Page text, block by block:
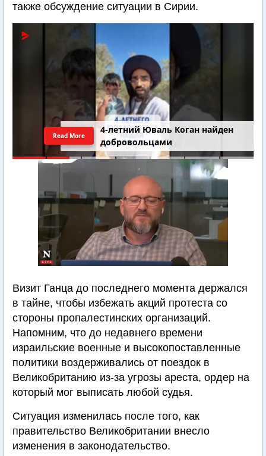
также обсуждение ситуации в Сирии.
4-летний Юваль Коган найден
добровольцами
Read More
Визит Ганца до последнего момента держался
в тайне, чтобы избежать акций протеста со
стороны пропалестинских организаций.
Напомним, что до недавнего времени
израильские военные и высокопоставленные
политики воздерживались от поездок в
Великобританию из-за угрозы ареста, ордер на
который мог выписать любой судья.
Ситуация изменилась после того, как
правительство Великобритании внесло
изменения в законодательство.